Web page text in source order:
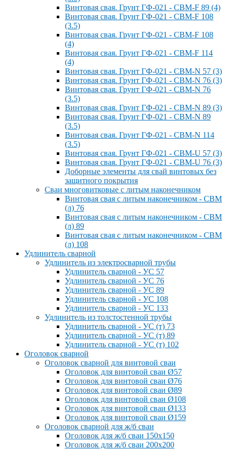
Винтовая свая. Грунт ГФ-021 - СВМ-F 89 (4)
Винтовая свая. Грунт ГФ-021 - СВМ-F 108
(3.5)
Винтовая свая. Грунт ГФ-021 - СВМ-F 108
(4)
Винтовая свая. Грунт ГФ-021 - СВМ-F 114
(4)
Винтовая свая. Грунт ГФ-021 - СВМ-N 57 (3)
Винтовая свая. Грунт ГФ-021 - СВМ-N 76 (3)
Винтовая свая. Грунт ГФ-021 - СВМ-N 76
(3.5)
Винтовая свая. Грунт ГФ-021 - СВМ-N 89 (3)
Винтовая свая. Грунт ГФ-021 - СВМ-N 89
(3.5)
Винтовая свая. Грунт ГФ-021 - СВМ-N 114
(3.5)
Винтовая свая. Грунт ГФ-021 - СВМ-U 57 (3)
Винтовая свая. Грунт ГФ-021 - СВМ-U 76 (3)
Доборные элементы для свай винтовых без
защитного покрытия
Сваи многовитковые с литым наконечником
Винтовая свая с литым наконечником - СВМ
(л) 76
Винтовая свая с литым наконечником - СВМ
(л) 89
Винтовая свая с литым наконечником - СВМ
(л) 108
Удлинитель сварной
Удлинитель из электросварной трубы
Удлинитель сварной - УС 57
Удлинитель сварной - УС 76
Удлинитель сварной - УС 89
Удлинитель сварной - УС 108
Удлинитель сварной - УС 133
Удлинитель из толстостенной трубы
Удлинитель сварной - УС (т) 73
Удлинитель сварной - УС (т) 89
Удлинитель сварной - УС (т) 102
Оголовок сварной
Оголовок сварной для винтовой сваи
Оголовок для винтовой сваи Ø57
Оголовок для винтовой сваи Ø76
Оголовок для винтовой сваи Ø89
Оголовок для винтовой сваи Ø108
Оголовок для винтовой сваи Ø133
Оголовок для винтовой сваи Ø159
Оголовок сварной для ж/б сваи
Оголовок для ж/б сваи 150x150
Оголовок для ж/б сваи 200x200